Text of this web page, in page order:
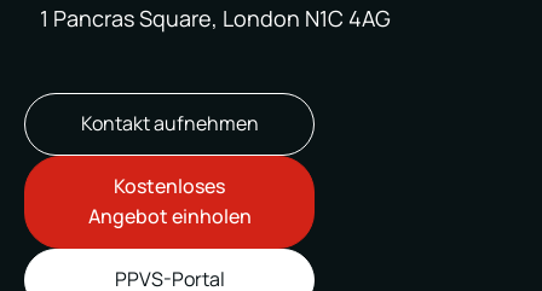
1 Pancras Square, London N1C 4AG
Kontakt aufnehmen
Kostenloses
Angebot einholen
PPVS-Portal